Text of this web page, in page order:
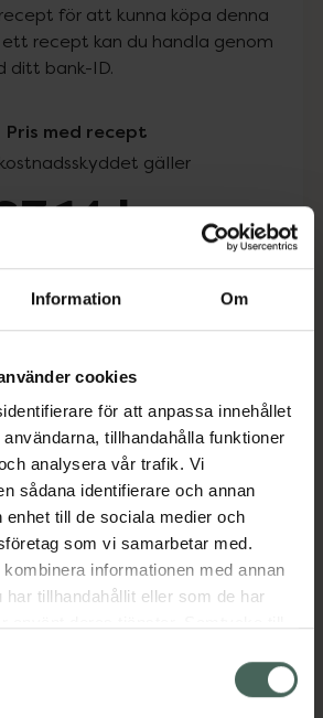
Information Om
cookies
för att anpassa innehållet
tillhandahålla funktioner
analysera vår trafik. Vi
sådana identifierare och annan
enhet till de sociala medier och
som vi samarbetar med.
informationen med annan
har tillhandahållit eller som de har
via webbplatsens
Ett återkallat samtycke påverkar inte
för att kunna köpa denna
ett recept kan du handla genom
ditt bank-ID.
Pris med recept
gäller
kr
I apotek:63,14 kr